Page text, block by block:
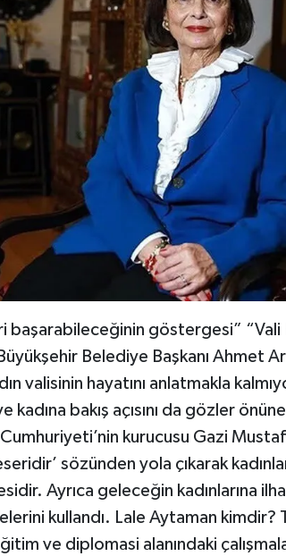
başarabileceğinin göstergesi” “Vali
Belediye Başkanı Ahmet
valisinin hayatını anlatmakla
bakış açısını da gözler
kurucusu Gazi
sözünden yola çıkarak
Ayrıca geleceğin kadınlarına
kullandı. Lale Aytaman kimdir?
ve diplomasi alanındaki